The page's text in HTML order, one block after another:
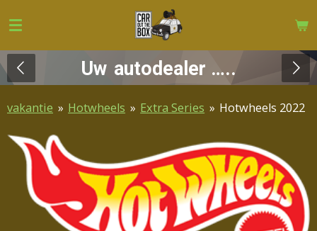
direct
naar
de
hoofdinhoud
Uw autodealer …..
…maar dan in het klein !
vakantie » Hotwheels » Extra Series » Hotwheels 2022